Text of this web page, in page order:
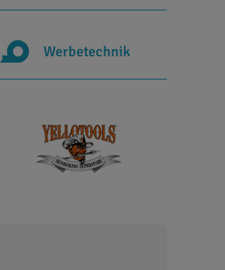
Werbetechnik